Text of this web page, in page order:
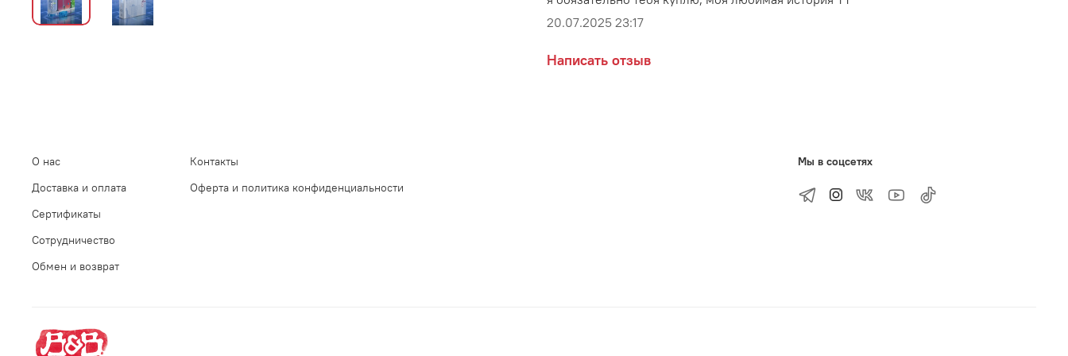
20.07.2025 23:17
Написать отзыв
О нас
Доставка и оплата
Сертификаты
Сотрудничество
Обмен и возврат
Контакты
Оферта и политика конфиденциальности
Мы в соцсетях